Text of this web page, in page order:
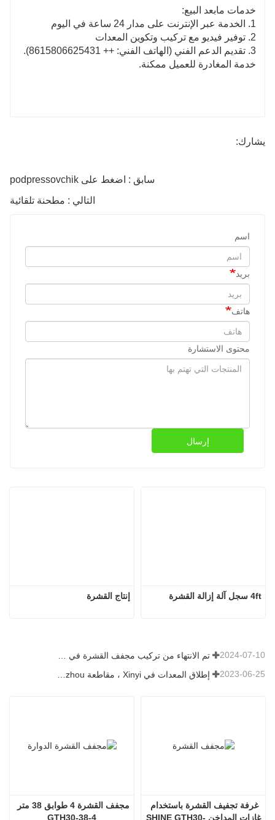
خدمات مابعد البيع:
1. الخدمة عبر الإنترنت على مدار 24 ساعة في اليوم
2. توفير فيديو مع تركيب وتكوين المعدات
3. تقديم الدعم الفني (الهاتف الفني: ++ 8615806625431).
خدمة المغادرة للعميل ممكنة.
يشارك:
سابق : اضغط على podpressovchik
التالي : مطحنة تلقائية
اسم
بريد
هاتف
محتوى الاستشارة
إرسال
إنتاج القشرة 4ft سجل آلة إزالة القشرة
2024-07-10
إطلاق المعدات في Xinyi ، مقاطعة Guizhou ، الصين 2023-06-25
GTH30-38-4
غازات المداخن SHINE GTH30-